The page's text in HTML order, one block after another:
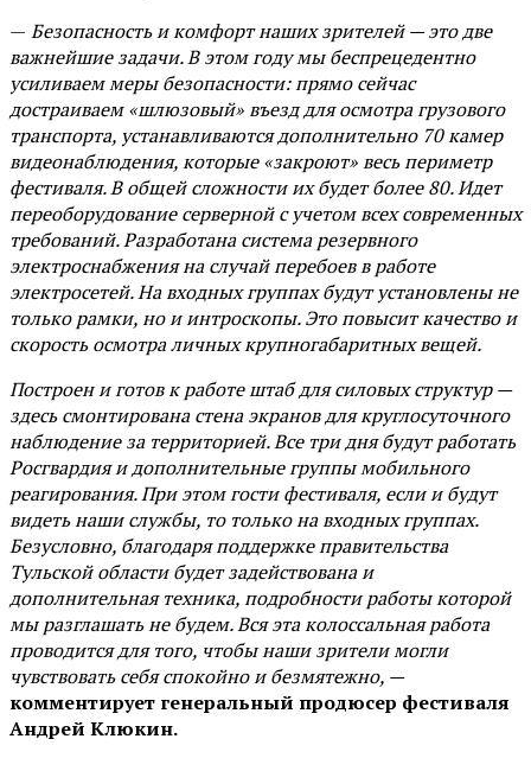
— Безопасность и комфорт наших зрителей — это две
важнейшие задачи. В этом году мы беспрецедентно
усиливаем меры безопасности: прямо сейчас
достраиваем «шлюзовый» въезд для осмотра грузового
транспорта, устанавливаются дополнительно 70 камер
видеонаблюдения, которые «закроют» весь периметр
фестиваля. В общей сложности их будет более 80. Идет
переоборудование серверной с учетом всех современных
требований. Разработана система резервного
электроснабжения на случай перебоев в работе
электросетей. На входных группах будут установлены не
только рамки, но и интроскопы. Это повысит качество и
скорость осмотра личных крупногабаритных вещей.
Построен и готов к работе штаб для силовых структур —
здесь смонтирована стена экранов для круглосуточного
наблюдение за территорией. Все три дня будут работать
Росгвардия и дополнительные группы мобильного
реагирования. При этом гости фестиваля, если и будут
видеть наши службы, то только на входных группах.
Безусловно, благодаря поддержке правительства
Тульской области будет задействована и
дополнительная техника, подробности работы которой
мы разглашать не будем. Вся эта колоссальная работа
проводится для того, чтобы наши зрители могли
чувствовать себя спокойно и безмятежно, —
комментирует генеральный продюсер фестиваля
Андрей Клюкин.